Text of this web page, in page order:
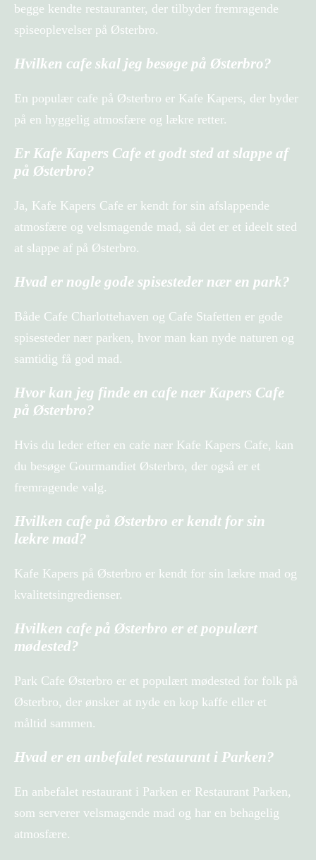
begge kendte restauranter, der tilbyder fremragende
spiseoplevelser på Østerbro.
Hvilken cafe skal jeg besøge på Østerbro?
En populær cafe på Østerbro er Kafe Kapers, der byder
på en hyggelig atmosfære og lækre retter.
Er Kafe Kapers Cafe et godt sted at slappe af
på Østerbro?
Ja, Kafe Kapers Cafe er kendt for sin afslappende
atmosfære og velsmagende mad, så det er et ideelt sted
at slappe af på Østerbro.
Hvad er nogle gode spisesteder nær en park?
Både Cafe Charlottehaven og Cafe Stafetten er gode
spisesteder nær parken, hvor man kan nyde naturen og
samtidig få god mad.
Hvor kan jeg finde en cafe nær Kapers Cafe
på Østerbro?
Hvis du leder efter en cafe nær Kafe Kapers Cafe, kan
du besøge Gourmandiet Østerbro, der også er et
fremragende valg.
Hvilken cafe på Østerbro er kendt for sin
lækre mad?
Kafe Kapers på Østerbro er kendt for sin lækre mad og
kvalitetsingredienser.
Hvilken cafe på Østerbro er et populært
mødested?
Park Cafe Østerbro er et populært mødested for folk på
Østerbro, der ønsker at nyde en kop kaffe eller et
måltid sammen.
Hvad er en anbefalet restaurant i Parken?
En anbefalet restaurant i Parken er Restaurant Parken,
som serverer velsmagende mad og har en behagelig
atmosfære.